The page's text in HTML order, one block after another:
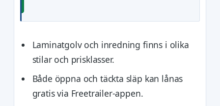
Laminatgolv och inredning finns i olika
stilar och prisklasser.
Både öppna och täckta släp kan lånas
gratis via Freetrailer-appen.